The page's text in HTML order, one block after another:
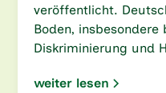
veröffentlicht.
Boden,
Diskriminierung und
weiter lesen